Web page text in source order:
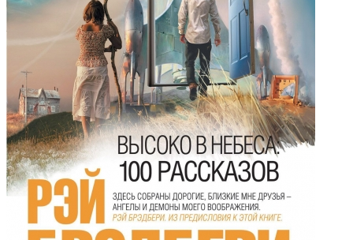
Fira Sans
Аа
Аа
Iowan
Аа
San Francisco
Аа